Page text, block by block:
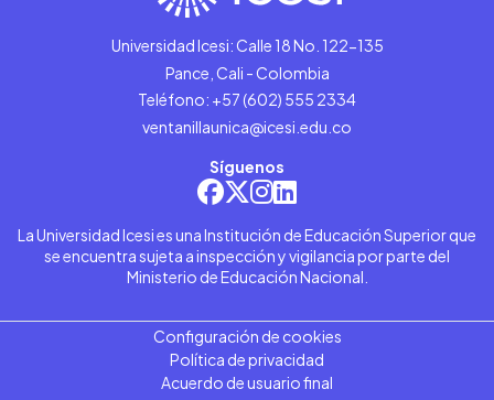
Universidad Icesi: Calle 18 No. 122-135
Pance, Cali - Colombia
Teléfono: +57 (602) 555 2334
ventanillaunica@icesi.edu.co
Síguenos
La Universidad Icesi es una Institución de Educación Superior que
se encuentra sujeta a inspección y vigilancia por parte del
Ministerio de Educación Nacional.
Configuración de cookies
Política de privacidad
Acuerdo de usuario final